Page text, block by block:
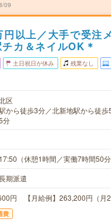
09
円以上／大手で受注
カ＆ネイルOK＊
土日祝日が休み 残業なし
区
から徒歩3分／北新地駅から徒
分
（休憩1時間／実働7時間50分
期派遣
円 【月給例】263,200円（月
費